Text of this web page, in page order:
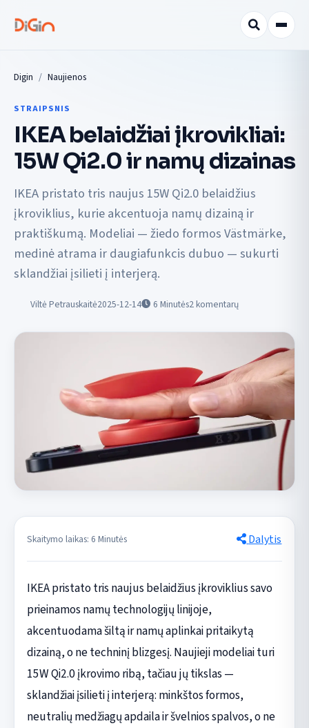
Digin Naujienos
STRAIPSNIS
IKEA belaidžiai įkrovikliai:
15W Qi2.0 ir namų dizainas
IKEA pristato tris naujus 15W Qi2.0 belaidžius
įkroviklius, kurie akcentuoja namų dizainą ir
praktiškumą. Modeliai — žiedo formos Västmärke,
medinė atrama ir daugiafunkcis dubuo — sukurti
sklandžiai įsilieti į interjerą.
Viltė Petrauskaitė2025-12-14 6 Minutės2 komentarų
Skaitymo laikas: 6 Minutės Dalytis
IKEA pristato tris naujus belaidžius įkroviklius savo
prieinamos namų technologijų linijoje,
akcentuodama šiltą ir namų aplinkai pritaikytą
dizainą, o ne techninį blizgesį. Naujieji modeliai turi
15W Qi2.0 įkrovimo ribą, tačiau jų tikslas —
sklandžiai įsilieti į interjerą: minkštos formos,
neutralių medžiagų apdaila ir švelnios spalvos, o ne